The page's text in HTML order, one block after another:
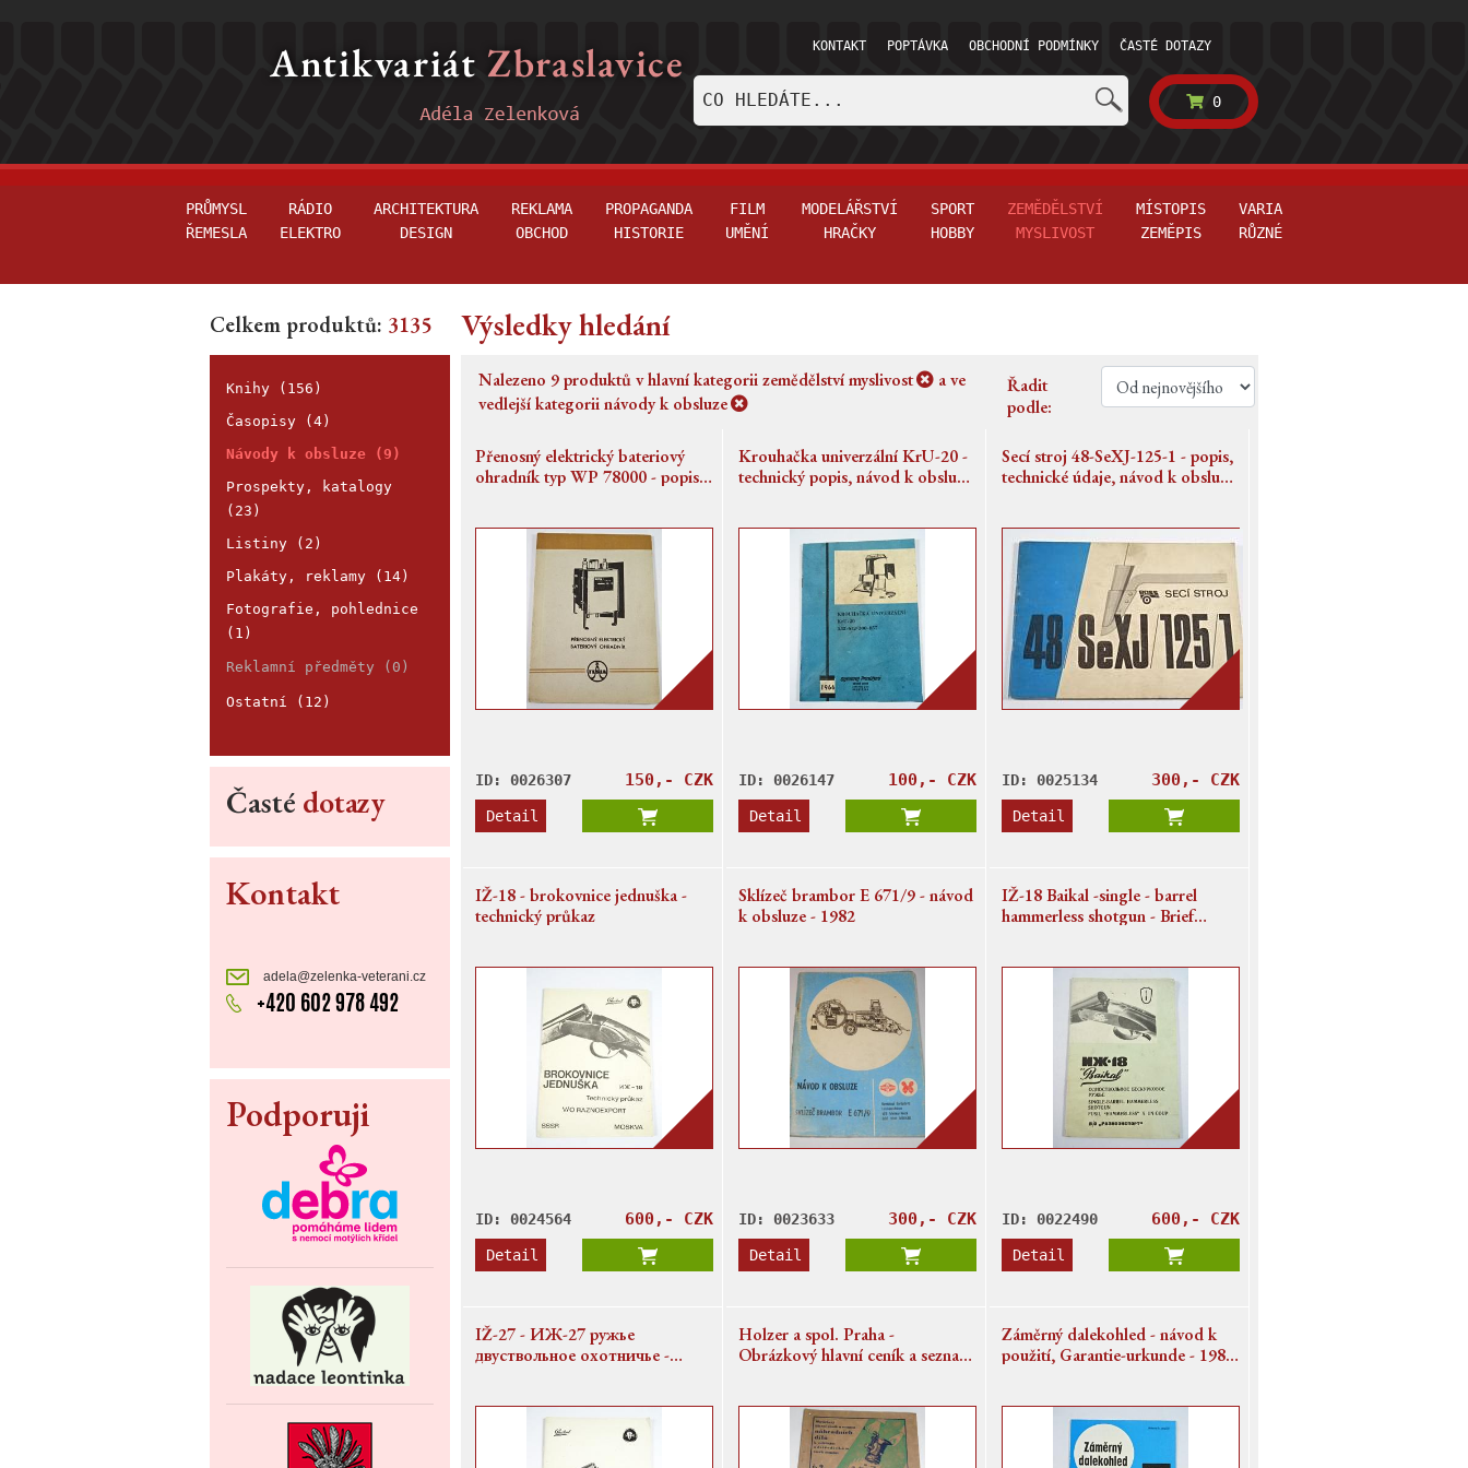
KONTAKT POPTÁVKA OBCHODNÍ PODMÍNKY ČASTÉ DOTAZY
0
PRŮMYSL
ŘEMESLA
RÁDIO
ELEKTRO
ARCHITEKTURA
DESIGN
REKLAMA
OBCHOD
PROPAGANDA
HISTORIE
FILM
UMĚNÍ
MODELÁŘSTVÍ
HRAČKY
SPORT
HOBBY
ZEMĚDĚLSTVÍ
MYSLIVOST
MÍSTOPIS
ZEMĚPIS
VARIA
RŮZNÉ
Celkem produktů: 3135
Knihy (156)
Časopisy (4)
Návody k obsluze (9)
Prospekty, katalogy
(23)
Listiny (2)
Plakáty, reklamy (14)
Fotografie, pohlednice
(1)
Reklamní předměty (0)
Ostatní (12)
Časté dotazy
Kontakt
adela@zelenka-veterani.cz
+420 602 978 492
Podporuji
Výsledky hledání
Nalezeno 9produktů v hlavní kategoriizemědělství myslivost
a ve
vedlejší kategoriinávody k obsluze
Řadit
podle:
Přenosný elektrický bateriový
ohradník typ WP 78000 - popis,
ID: 0026307 150,- CZK
Detail
Krouhačka univerzální KrU-20 -
technický popis, návod k obsluze,
ID: 0026147 100,- CZK
Detail
Secí stroj 48-SeXJ-125-1 - popis,
technické údaje, návod k obsluze,
ID: 0025134 300,- CZK
Detail
IŽ-18 - brokovnice jednuška -
technický průkaz
ID: 0024564 600,- CZK
Detail
Sklízeč brambor E 671/9 - návod
k obsluze - 1982
ID: 0023633 300,- CZK
Detail
IŽ-18 Baikal -single - barrel
hammerless shotgun - Brief
ID: 0022490 600,- CZK
Detail
IŽ-27 - ИЖ-27 ружье
двуствольное охотничье -
Holzer a spol. Praha -
Obrázkový hlavní ceník a seznam
Záměrný dalekohled - návod k
použití, Garantie-urkunde - 1982